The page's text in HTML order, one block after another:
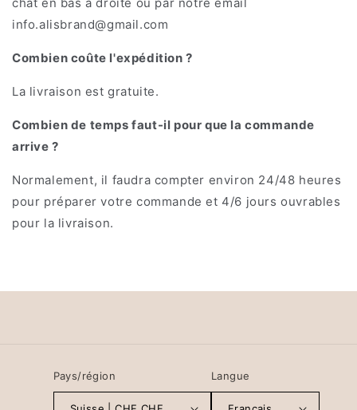
info.alisbrand@gmail.com
Combien coûte l'expédition ?
La livraison est gratuite.
Combien de temps faut-il pour que la commande
arrive ?
Normalement, il faudra compter environ 24/48 heures
pour préparer votre commande et 4/6 jours ouvrables
pour la livraison.
Pays/région Langue